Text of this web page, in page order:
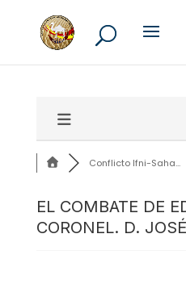
Conflicto Ifni-Saha...
EL COMBATE DE
CORONEL. D.